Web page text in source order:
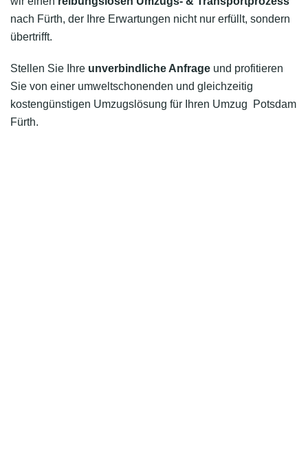
nach Fürth, der Ihre Erwartungen nicht nur erfüllt, sondern
übertrifft.
Stellen Sie Ihre unverbindliche Anfrage und profitieren
Sie von einer umweltschonenden und gleichzeitig
kostengünstigen Umzugslösung für Ihren Umzug Potsdam
Fürth.